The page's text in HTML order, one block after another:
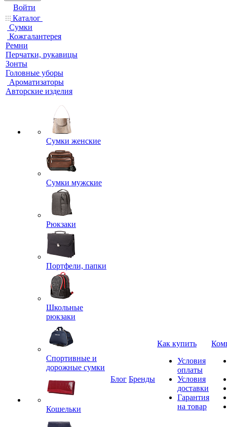
Войти
Каталог
Сумки
Кожгалантерея
Ремни
Перчатки, рукавицы
Зонты
Головные уборы
Ароматизаторы
Авторские изделия
Сумки женские
Сумки мужские
Рюкзаки
Портфели, папки
Школьные
рюкзаки
Спортивные и
дорожные сумки
Кошельки
Блог Бренды
Как купить
Условия
оплаты
Условия
доставки
Гарантия
на товар